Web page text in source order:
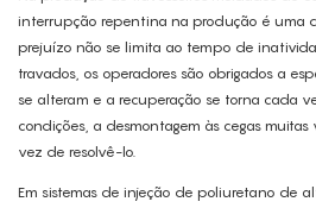
interrupção repentina na produção é uma
prejuízo não se limita ao tempo de
travados, os operadores são obrigados a
se alteram e a recuperação se torna cada
condições, a desmontagem às cegas
vez de resolvê-lo.
Em sistemas de injeção de poliuretano de